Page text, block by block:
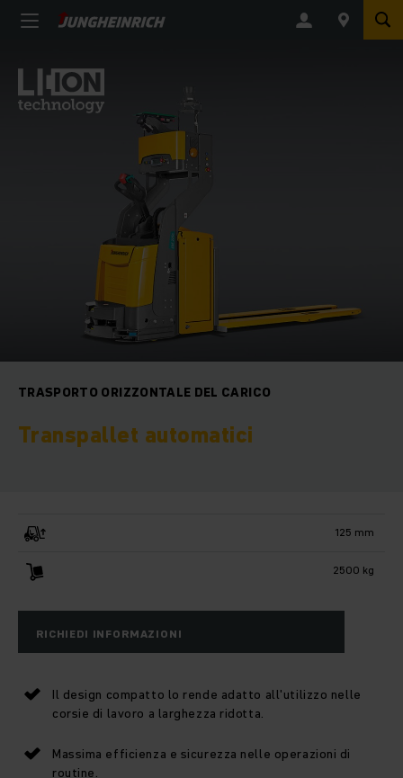
TRASPORTO ORIZZONTALE DEL CARICO
Transpallet automatici
125 mm
2500 kg
RICHIEDI INFORMAZIONI
Il design compatto lo rende adatto all'utilizzo nelle
corsie di lavoro a larghezza ridotta.
Massima efficienza e sicurezza nelle operazioni di
routine.